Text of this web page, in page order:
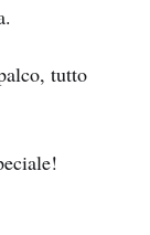
tutto